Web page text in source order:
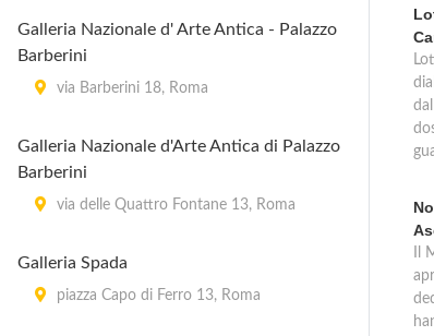
Galleria Nazionale d' Arte Antica - Palazzo
Barberini
via Barberini 18, Roma
Galleria Nazionale d'Arte Antica di Palazzo
Barberini
via delle Quattro Fontane 13, Roma
Galleria Spada
piazza Capo di Ferro 13, Roma
Il